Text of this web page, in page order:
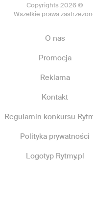
Copyrights 2026 ©
Wszelkie prawa
O nas
Promocja
Reklama
Kontakt
Regulamin konkursu
Polityka prywatności
Logotyp Rytmy.pl